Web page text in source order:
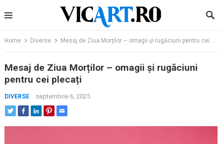
to
Home Diverse Mesaj de Ziua Morților – omagii și rugăciuni pentru cei plecați
Mesaj de Ziua Morților – omagii și rugăciuni
pentru cei plecați
DIVERSE septembrie 6, 2025